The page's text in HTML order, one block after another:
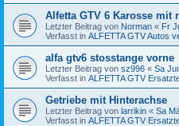
Alfetta GTV 6 Karosse mit
Letzter Beitrag von Norman « Fr
Verfasst in ALFETTA GTV Autos
alfa gtv6 stosstange vorne
Letzter Beitrag von sz996 « Sa
Verfasst in ALFETTA GTV
Getriebe mit Hinterachse
Letzter Beitrag von larrikin « Sa
Verfasst in ALFETTA GTV